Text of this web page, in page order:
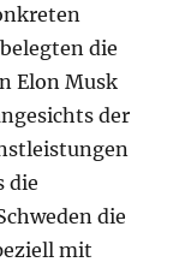
die
Elon Musk
der
die
die
mit